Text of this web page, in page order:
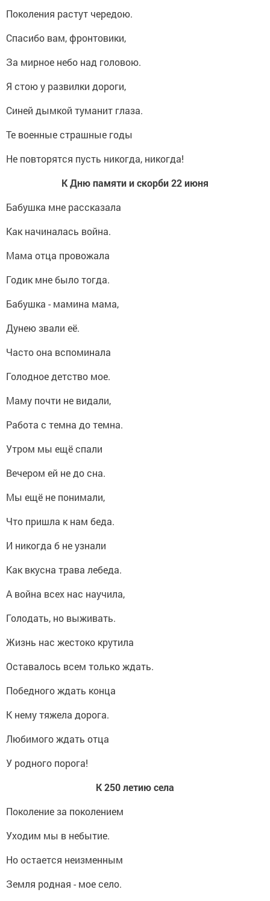
Поколения растут чередою.
Спасибо вам, фронтовики,
За мирное небо над головою.
Я стою у развилки дороги,
Синей дымкой туманит глаза.
Те военные страшные годы
Не повторятся пусть никогда, никогда!
К Дню памяти и скорби 22 июня
Бабушка мне рассказала
Как начиналась война.
Мама отца провожала
Годик мне было тогда.
Бабушка - мамина мама,
Дунею звали её.
Часто она вспоминала
Голодное детство мое.
Маму почти не видали,
Работа с темна до темна.
Утром мы ещё спали
Вечером ей не до сна.
Мы ещё не понимали,
Что пришла к нам беда.
И никогда б не узнали
Как вкусна трава лебеда.
А война всех нас научила,
Голодать, но выживать.
Жизнь нас жестоко крутила
Оставалось всем только ждать.
Победного ждать конца
К нему тяжела дорога.
Любимого ждать отца
У родного порога!
К 250 летию села
Поколение за поколением
Уходим мы в небытие.
Но остается неизменным
Земля родная - мое село.